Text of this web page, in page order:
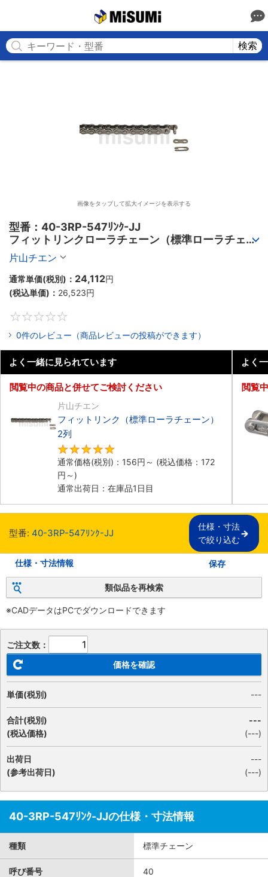
検索
画像をタップして拡大イメージを表示する
型番：40-3RP-547ﾘﾝｸ-JJ
フィットリンクローラチェーン（標準ローラチェー
ン） 3列
片山チエン
通常単価(税別)： 24,112円
(税込単価)： 26,523円
0件のレビュー（商品レビューの投稿ができます）
よく一緒に見られています
閲覧中の商品と併せてご検討ください
片山チエン
フィットリンク（標準ローラチェーン）
2列
通常価格(税別)： 156円 ～ (税込価格： 172
円 ～)
通常出荷日：在庫品1日目
よく
閲覧
型番: 40-3RP-547ﾘﾝｸ-JJ
仕様・寸法
で絞り込む
仕様・寸法情報 保存
類似品を再検索
※CADデータはPCでダウンロードできます
ご注文数：
価格を確認
単価(税別) ---
合計(税別)
(税込価格)
---
(---)
出荷日
(参考出荷日)
---
(---)
40-3RP-547ﾘﾝｸ-JJの仕様・寸法情報
種類 標準チェーン
呼び番号 40